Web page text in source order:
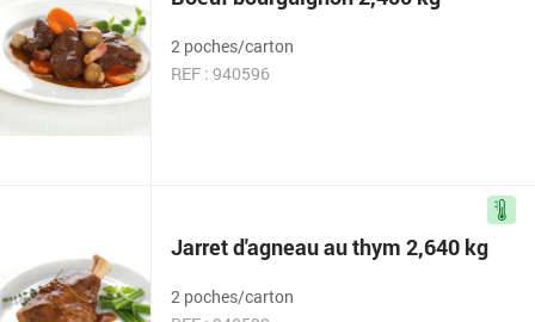
2 poches/carton
REF : 940596
Jarret d'agneau au thym 2,640 kg
2 poches/carton